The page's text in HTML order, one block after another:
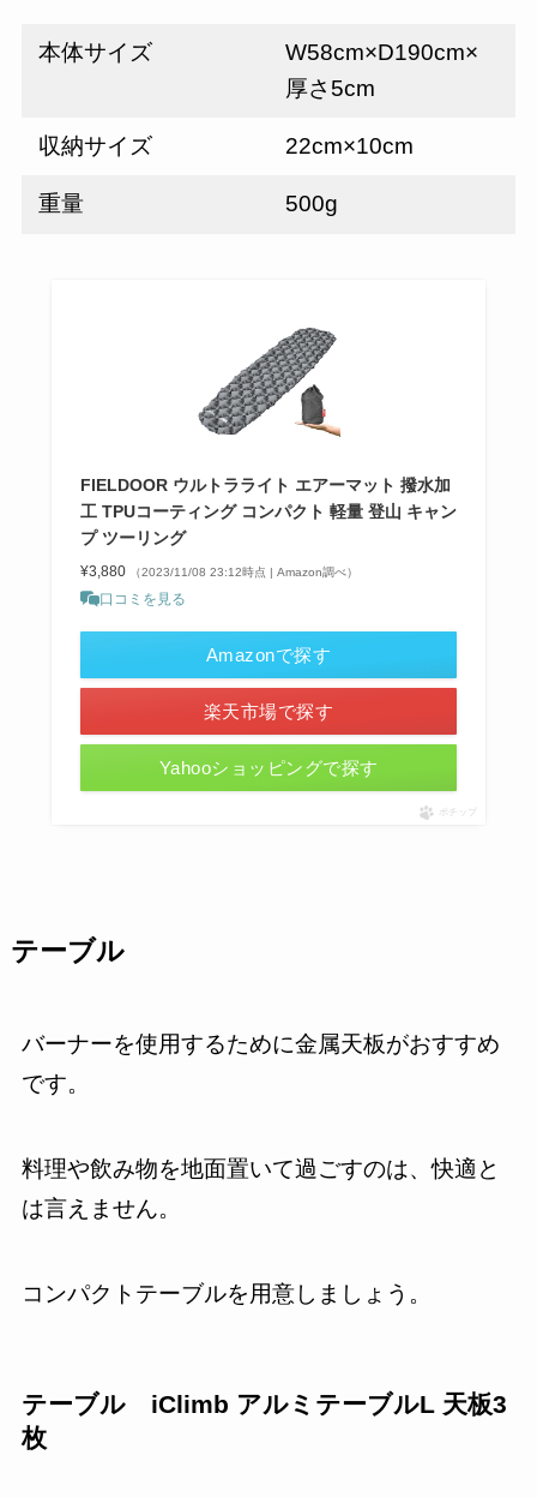
本体サイズ
W58cm×D190cm×
厚さ5cm
収納サイズ 22cm×10cm
重量 500g
FIELDOOR ウルトラライト エアーマット 撥水加
工 TPUコーティング コンパクト 軽量 登山 キャン
プ ツーリング
¥3,880 （2023/11/08 23:12時点 | Amazon調べ）
口コミを見る
Amazonで探す
楽天市場で探す
Yahooショッピングで探す
ポチップ
テーブル
バーナーを使用するために金属天板がおすすめ
です。
料理や飲み物を地面置いて過ごすのは、快適と
は言えません。
コンパクトテーブルを用意しましょう。
テーブル iClimb アルミテーブルL 天板3
枚